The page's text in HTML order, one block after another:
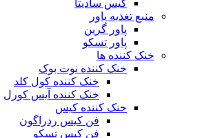
کیس سادیتا
منبع تغذیه‌ پاور
پاور گرین
پاور تسکو
خنک کننده ها
خنک کننده نوت بوک
خنک کننده کول کلد
خنک کننده آیس کورل
خنک کننده کیس
فن کیس ردراگون
فن کیس تسکو